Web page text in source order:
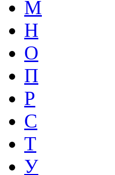
М
Н
О
П
Р
С
Т
У